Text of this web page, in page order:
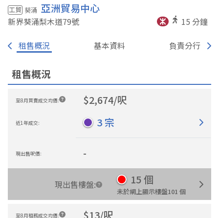
工貿 葵涌 亞洲貿易中心
新界葵涌梨木道79號 15 分鐘
租售概況 基本資料 負責分行
租售概況
至8月買賣成交均價: $2,674/呎
近1年成交: 3 宗
現出售呎價: -
現出售樓盤: 15個
未於網上顯示樓盤101 個
至8月租務成交均價: $13/呎